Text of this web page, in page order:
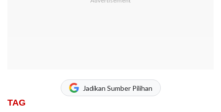
Jadikan Sumber Pilihan
TAG